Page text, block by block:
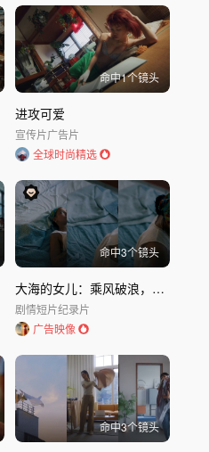
命中1个镜头
进攻可爱
宣传片广告片
全球时尚精选
命中3个镜头
大海的女儿：乘风破浪，为你而来
剧情短片纪录片
广告映像
命中3个镜头